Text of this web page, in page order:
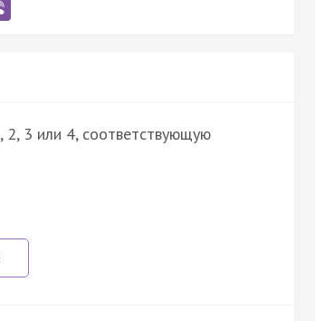
2, 3 или 4, соответствующую